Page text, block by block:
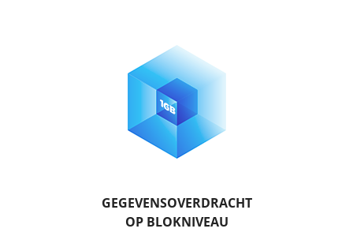
GEGEVENSOVERDRACHT
OP BLOKNIVEAU